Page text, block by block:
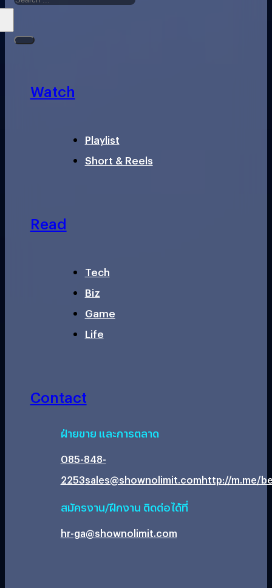
Watch
Playlist
Short & Reels
Read
Tech
Biz
Game
Life
Contact
ฝ่ายขาย และการตลาด
085-848-
2253sales@shownolimit.comhttp://m.me/
สมัครงาน/ฝึกงาน ติดต่อได้ที่
hr-ga@shownolimit.com